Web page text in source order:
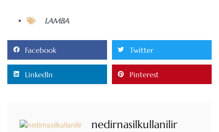
LAMBA
Facebook Twitter
LinkedIn Pinterest
nedirnasilkullanilir